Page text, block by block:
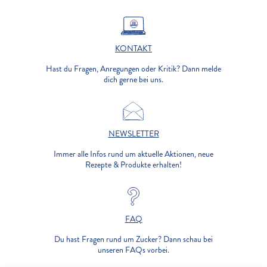
KONTAKT
Hast du Fragen, Anregungen oder Kritik? Dann melde
dich gerne bei uns.
NEWSLETTER
Immer alle Infos rund um aktuelle Aktionen, neue
Rezepte & Produkte erhalten!
FAQ
Du hast Fragen rund um Zucker? Dann schau bei
unseren FAQs vorbei.